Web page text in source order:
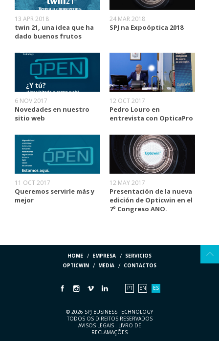
13 APR 2018
twin 21, una idea que ha
dado buenos frutos
24 MAR 2018
SPJ na Expoóptica 2018
6 NOV 2017
Novedades en nuestro
sitio web
12 OCT 2017
Pedro Louro en
entrevista con OpticaPro
11 OCT 2017
Queremos servirle más y
mejor
12 MAY 2017
Presentación de la nueva
edición de Opticwin en el
7º Congreso ANO.
HOME EMPRESA
SERVICIOS
OPTICWIN
MEDIA CONTACTOS
PT EN ES
© 2026 SPJ BUSINESS TECHNOLOGY
TODOS OS DIREITOS RESERVADOS
AVISOS LEGAIS. LIVRO DE
RECLAMAÇÕES